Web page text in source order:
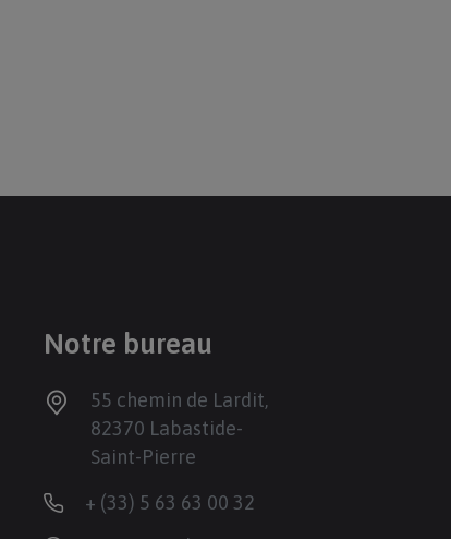
Notre bureau
55 chemin de Lardit,
82370 Labastide-
Saint-Pierre
+ (33) 5 63 63 00 32